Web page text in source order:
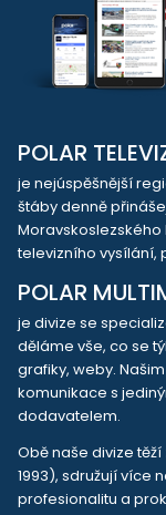
POLAR
je nejúspěšnější
štáby denně
televizního vysílání,
POLAR
je divize se
děláme vše, co se
grafiky, weby.
komunikace s
dodavatelem.
Obě naše divize
1993), sdružují více
profesionalitu a